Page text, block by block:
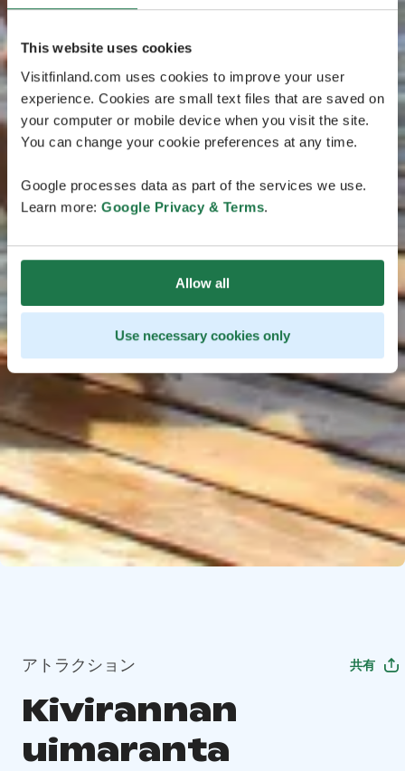
This website uses cookies
Visitfinland.com uses cookies to improve your user
experience. Cookies are small text files that are saved on
your computer or mobile device when you visit the site.
You can change your cookie preferences at any time.
Google processes data as part of the services we use.
Learn more: Google Privacy & Terms.
Allow all
Use necessary cookies only
アトラクション 共有
Kivirannan
uimaranta